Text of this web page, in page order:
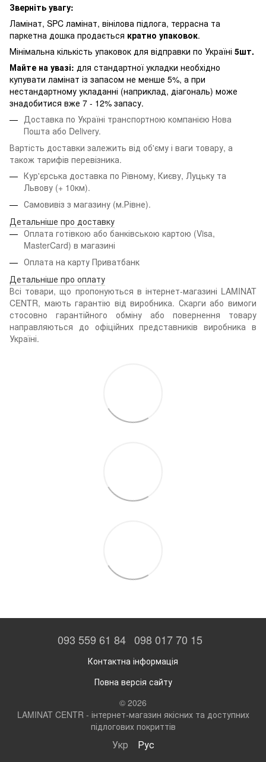
Зверніть увагу:
Ламінат, SPC ламінат, вінілова підлога, террасна та
паркетна дошка продається кратно упаковок.
Мінімальна кількість упаковок для відправки по Україні 5шт.
Майте на увазі: для стандартної укладки необхідно
купувати ламінат із запасом не менше 5%, а при
нестандартному укладанні (наприклад, діагональ) може
знадобитися вже 7 - 12% запасу.
Доставка по Україні транспортною компанією Нова
Пошта або Delivery.
Вартість доставки залежить від об'єму і ваги товару, а
також тарифів перевізника.
Кур'єрська доставка по Рівному, Києву, Луцьку та
Львову (+ 10км).
Самовивіз з магазину (м.Рівне).
Детальніше про доставку
Оплата готівкою або банківською картою (Visa,
MasterCard) в магазині
Оплата на карту Приватбанк
Детальніше про оплату
Всі товари, що пропонуються в інтернет-магазині LAMINAT
CENTR, мають гарантію від виробника. Скарги або вимоги
стосовно гарантійного обміну або повернення товару
направляються до офіційних представників виробника в
Україні.
093 559 61 84 098 017 70 15
Контактна інформація
Повна версія сайту
© 2026
LAMINAT CENTR - інтернет-магазин якісних та доступних
підлогових покриттів
Укр Рус